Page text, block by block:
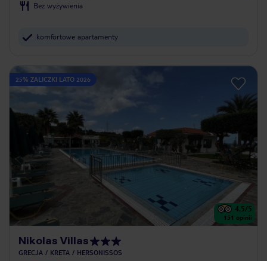
Bez wyżywienia
komfortowe apartamenty
25% ZALICZKI LATO 2026
4.5/5
151 opinii
Nikolas Villas
GRECJA KRETA HERSONISSOS